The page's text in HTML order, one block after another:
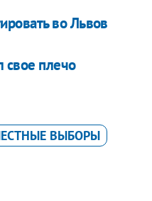
во Львов
свое плечо
ВЫБОРЫ